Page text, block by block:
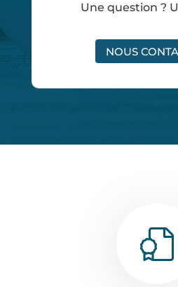
Une question ?
NOUS